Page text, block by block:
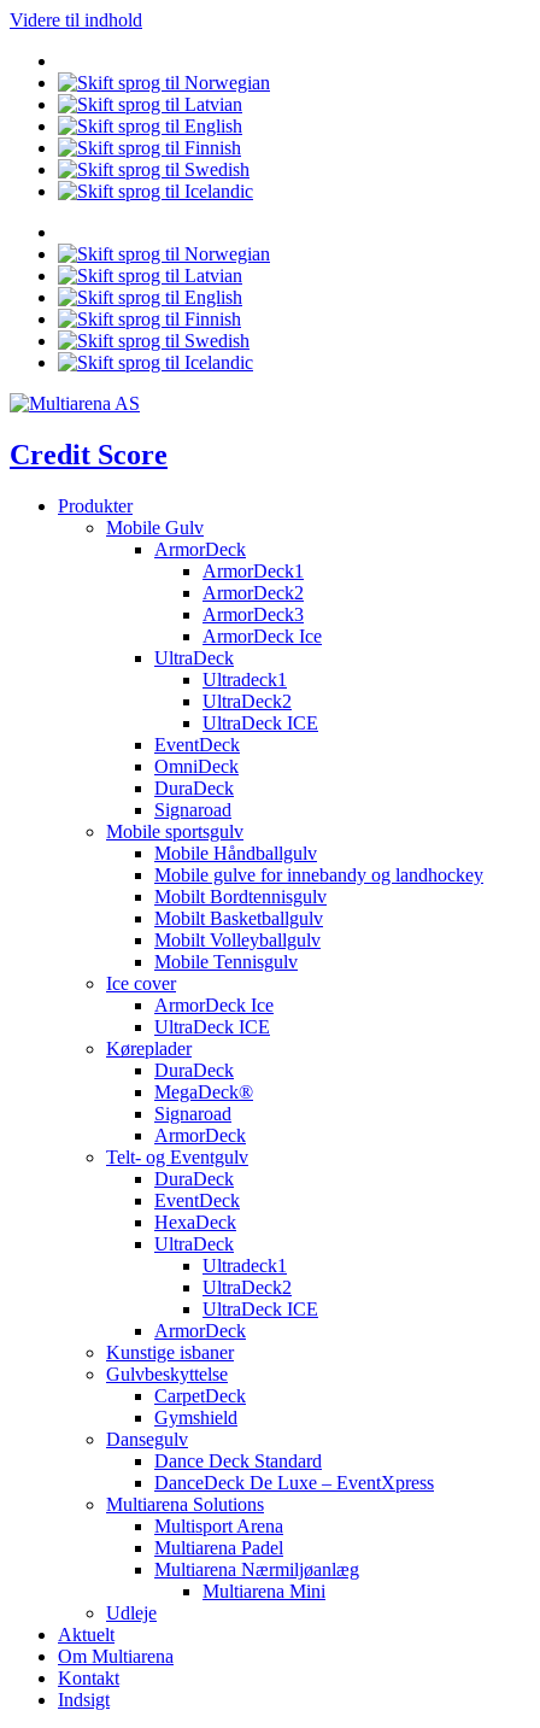
Videre til indhold
Credit Score
Produkter
Mobile Gulv
ArmorDeck
ArmorDeck1
ArmorDeck2
ArmorDeck3
ArmorDeck Ice
UltraDeck
Ultradeck1
UltraDeck2
UltraDeck ICE
EventDeck
OmniDeck
DuraDeck
Signaroad
Mobile sportsgulv
Mobile Håndballgulv
Mobile gulve for innebandy og landhockey
Mobilt Bordtennisgulv
Mobilt Basketballgulv
Mobilt Volleyballgulv
Mobile Tennisgulv
Ice cover
ArmorDeck Ice
UltraDeck ICE
Køreplader
DuraDeck
MegaDeck®
Signaroad
ArmorDeck
Telt- og Eventgulv
DuraDeck
EventDeck
HexaDeck
UltraDeck
Ultradeck1
UltraDeck2
UltraDeck ICE
ArmorDeck
Kunstige isbaner
Gulvbeskyttelse
CarpetDeck
Gymshield
Dansegulv
Dance Deck Standard
DanceDeck De Luxe – EventXpress
Multiarena Solutions
Multisport Arena
Multiarena Padel
Multiarena Nærmiljøanlæg
Multiarena Mini
Udleje
Aktuelt
Om Multiarena
Kontakt
Indsigt